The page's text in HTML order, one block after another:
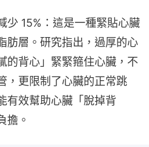
少 15%：這是一種緊貼心臟
肪層。研究指出，過厚的心
的背心」緊緊箍住心臟，不
，更限制了心臟的正常跳
有效幫助心臟「脫掉背
擔。